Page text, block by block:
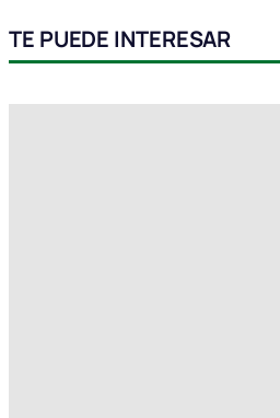
TE PUEDE INTERESAR